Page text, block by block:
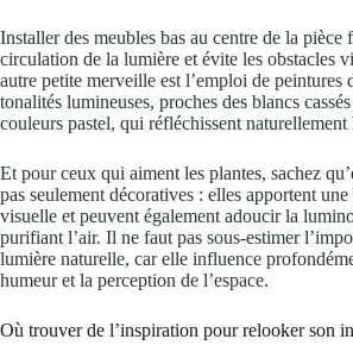
Installer des meubles bas au centre de la pièce
circulation de la lumière et évite les obstacles
autre petite merveille est l’emploi de peintures
tonalités lumineuses, proches des blancs
couleurs pastel, qui réfléchissent naturellement
Et pour ceux qui aiment les plantes, sachez
pas seulement décoratives : elles apportent
visuelle et peuvent également adoucir la
purifiant l’air. Il ne faut pas sous-estimer
lumière naturelle, car elle influence
humeur et la perception de l’espace.
Où trouver de l’inspiration pour relooker son